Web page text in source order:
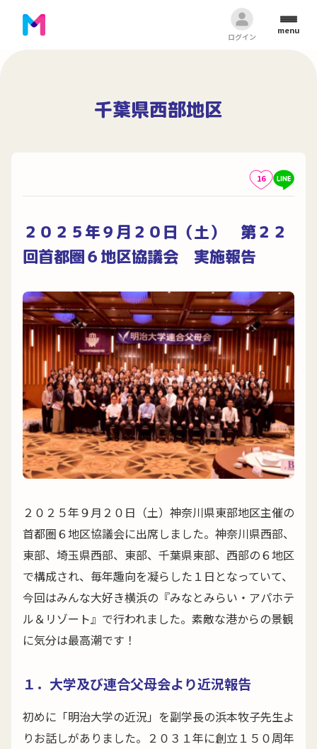
ログイン
menu
千葉県西部地区
16
２０２５年９月２０日（土） 第２２
回首都圏６地区協議会 実施報告
２０２５年９月２０日（土）神奈川県東部地区主催の
首都圏６地区協議会に出席しました。神奈川県西部、
東部、埼玉県西部、東部、千葉県東部、西部の６地区
で構成され、毎年趣向を凝らした１日となっていて、
今回はみんな大好き横浜の『みなとみらい・アパホテ
ル＆リゾート』で行われました。素敵な港からの景観
に気分は最高潮です！
１．大学及び連合父母会より近況報告
初めに「明治大学の近況」を副学長の浜本牧子先生よ
りお話しがありました。２０３１年に創立１５０周年